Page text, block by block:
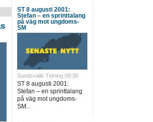
ST 8 augusti 2001:
Stefan – en sprinttalang
på väg mot ungdoms-
SM
Sundsvalls Tidning 09:30
ST 8 augusti 2001:
Stefan – en sprinttalang
på väg mot ungdoms-
SM..